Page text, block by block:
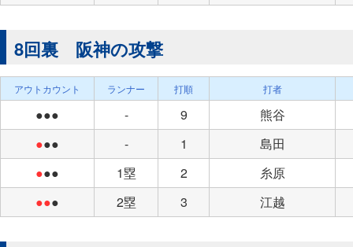
8回裏 阪神の攻撃
アウトカウント ランナー 打順 打者
●●● - 9
熊谷
●●● - 1
島田
●●● 1塁 2
糸原
●●● 2塁 3 江越